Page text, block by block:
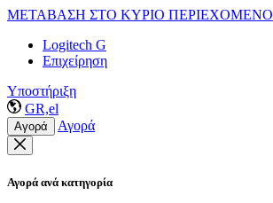
ΜΕΤΑΒΑΣΗ ΣΤΟ ΚΥΡΙΟ ΠΕΡΙΕΧΟΜΕΝΟ
Logitech G
Επιχείρηση
Υποστήριξη
GR,el
Αγορά Αγορά
Αγορά ανά κατηγορία